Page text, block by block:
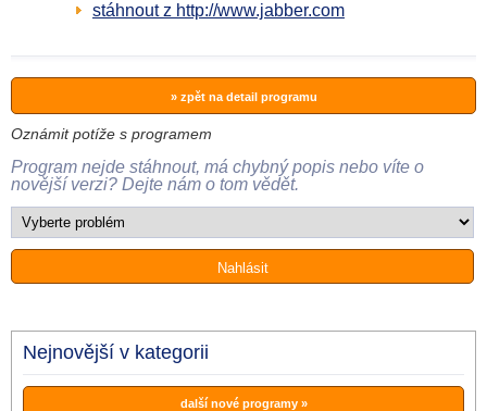
stáhnout z http://www.jabber.com
» zpět na detail programu
Oznámit potíže s programem
Program nejde stáhnout, má chybný popis nebo víte o
novější verzi? Dejte nám o tom vědět.
Nejnovější v kategorii
další nové programy »